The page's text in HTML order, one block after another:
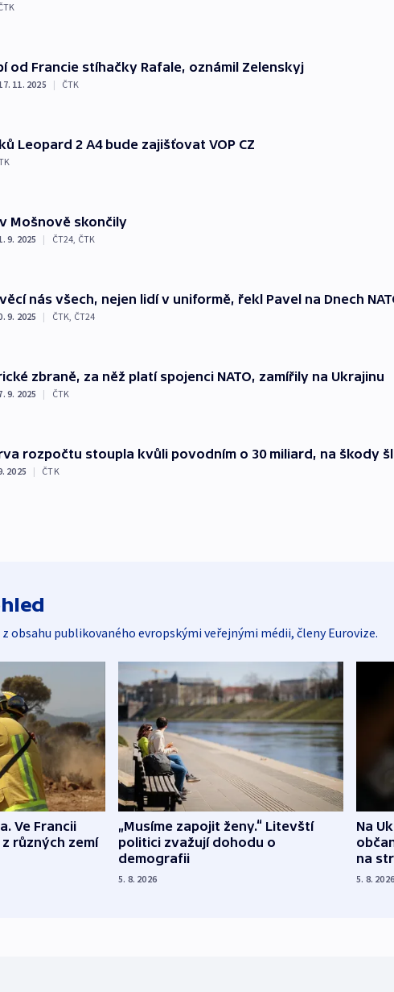
od Francie stíhačky Rafale, oznámil Zelenskyj
11. 2025 | ČTK
Leopard 2 A4 bude zajišťovat VOP CZ
v Mošnově skončily
9. 2025 | ČT24, ČTK
nás všech, nejen lidí v uniformě, řekl Pavel na Dnech
9. 2025 | ČTK ČT24
zbraně, za něž platí spojenci NATO, zamířily na Ukrajinu
9. 2025 | ČTK
rozpočtu stoupla kvůli povodním o 30 miliard, na škody
2025 | ČTK
z obsahu publikovaného evropskými veřejnými médii, členy Eurovize.
Ve Francii
různých zemí
„Musíme zapojit ženy.“ Litevští
politici zvažují dohodu o
demografii
5. 8. 2026
Na
na
5. 8. 2026